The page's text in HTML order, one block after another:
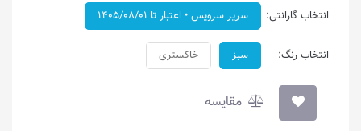
انتخاب گارانتی: سریر سرویس • اعتبار تا ۱۴۰۵/۰۸/۰۱
انتخاب رنگ: سبز خاکستری
مقایسه